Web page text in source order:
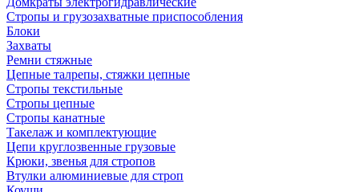
Стропы и грузозахватные приспособления
Блоки
Захваты
Ремни стяжные
Цепные талрепы, стяжки цепные
Стропы текстильные
Стропы цепные
Стропы канатные
Такелаж и комплектующие
Цепи круглозвенные грузовые
Крюки, звенья для стропов
Втулки алюминиевые для строп